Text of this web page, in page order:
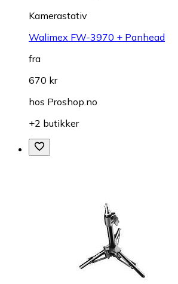
Kamerastativ
Walimex FW-3970 + Panhead
fra
670 kr
hos Proshop.no
+2 butikker